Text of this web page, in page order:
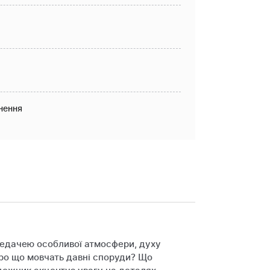
особливої атмосфери, духу
що мовчать давні споруди? Що